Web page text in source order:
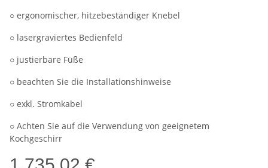
○ ergonomischer, hitzebeständiger Knebel
○ lasergraviertes Bedienfeld
○ justierbare Füße
○ beachten Sie die Installationshinweise
○ exkl. Stromkabel
○ Achten Sie auf die Verwendung von geeignetem
Kochgeschirr